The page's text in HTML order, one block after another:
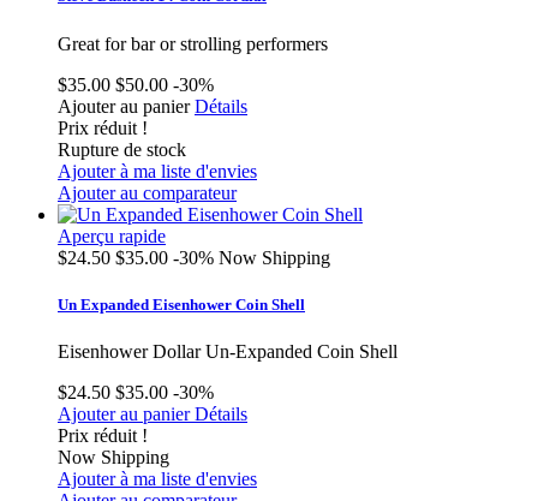
Great for bar or strolling performers
$35.00 $50.00 -30%
Ajouter au panier Détails
Prix réduit !
Rupture de stock
Ajouter à ma liste d'envies
Ajouter au comparateur
Aperçu rapide
$24.50 $35.00 -30% Now Shipping
Un Expanded Eisenhower Coin Shell
Eisenhower Dollar Un-Expanded Coin Shell
$24.50 $35.00 -30%
Ajouter au panier Détails
Prix réduit !
Now Shipping
Ajouter à ma liste d'envies